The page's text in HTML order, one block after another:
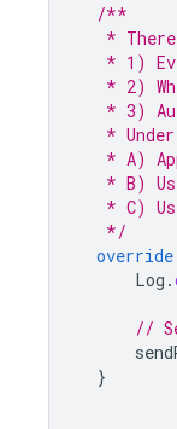
/**
*
* 1)
* 2)
* 3)
*
* A)
* B)
* C)
   */
override
Log .
//
}